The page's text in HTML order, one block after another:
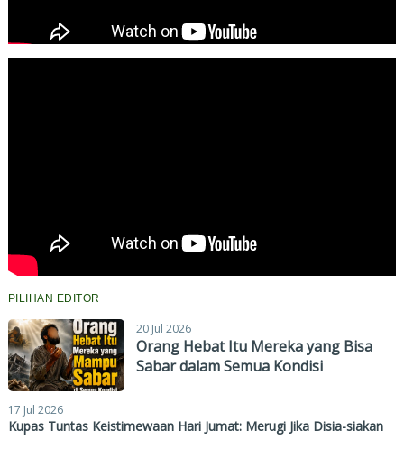
PILIHAN EDITOR
20 Jul 2026
Orang Hebat Itu Mereka yang Bisa
Sabar dalam Semua Kondisi
17 Jul 2026
Kupas Tuntas Keistimewaan Hari Jumat: Merugi Jika Disia-siakan